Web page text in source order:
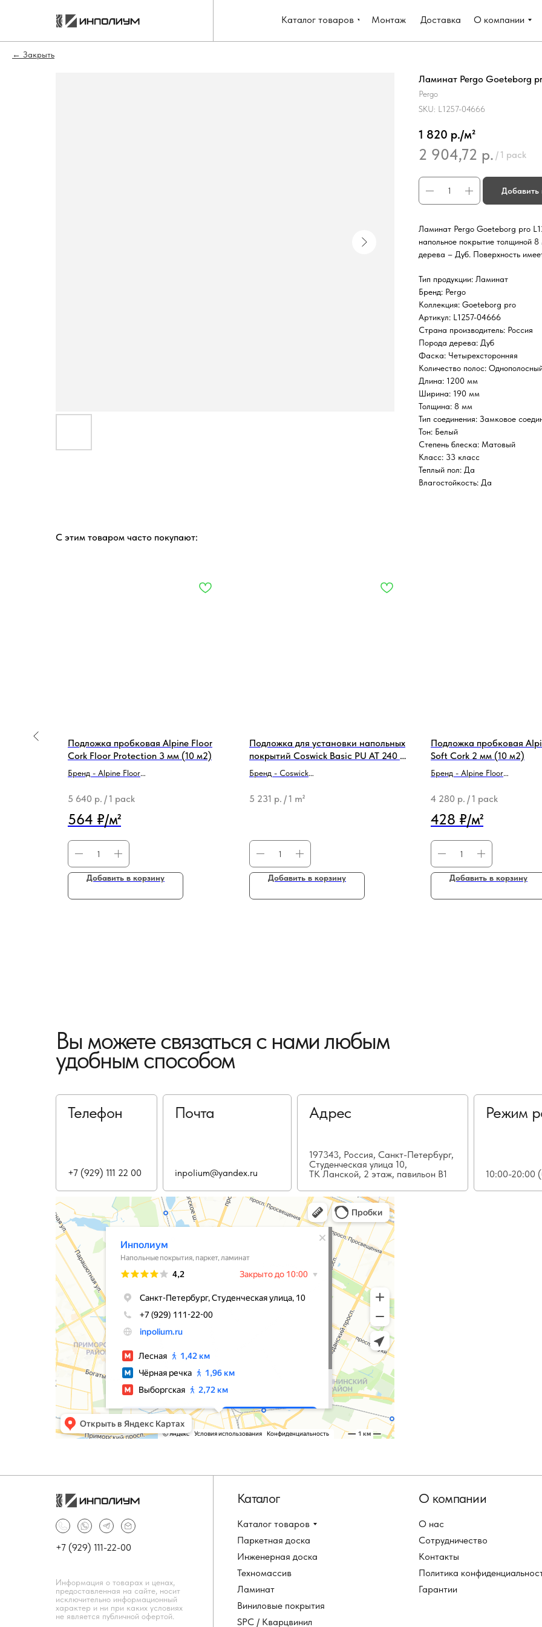
Каталог товаров Монтаж Доставка О компании
Закрыть
Ламинат Pergo Goeteborg
Pergo
SKU: L1257-04666
1 820 р./м²
2 904,72 р. / 1 pack
Добавить
Ламинат Pergo Goeteborg pro
напольное покрытие толщиной
дерева – Дуб. Поверхность
Тип продукции: Ламинат
Бренд: Pergo
Коллекция: Goeteborg pro
Артикул: L1257-04666
Страна производитель: Россия
Порода дерева: Дуб
Фаска: Четырехсторонняя
Количество полос:
Длина: 1200 мм
Ширина: 190 мм
Толщина: 8 мм
Тип соединения: Замковое
Тон: Белый
Степень блеска: Матовый
Класс: 33 класс
Теплый пол: Да
Влагостойкость: Да
С этим товаром часто покупают:
Подложка пробковая Alpine Floor
Cork Floor Protection 3 мм (10 м2)
Бренд - Alpine Floor
5 640 р. /1 pack
564 ₽/м²
Добавить в корзину
Подложка для установки напольных
покрытий Coswick Basic PU AT 240 3
мм 4380-030000
Бренд - Coswick
5 231 р. /1 m²
Добавить в корзину
Подложка пробковая
Soft Cork 2 мм (10 м2)
Бренд - Alpine Floor
4 280 р. /1 pack
428 ₽/м²
Добавить в корзину
Вы можете связаться с нами любым
удобным способом
Телефон Почта Адрес
197343, Россия, Санкт-Петербург,
Студенческая улица 10,
ТК Ланской, 2 этаж, павильон В1
Режим
10:00-20:00
+7 (929) 111 22 00 inpolium@yandex.ru
Каталог товаров
Паркетная доска
Инженерная доска
Техномассив
+7 (929) 111-22-00
Информация о товарах и ценах,
предоставленная на сайте, носит
исключительно информационный
характер и ни при каких условиях
не является публичной офертой.
Каталог
Ламинат
Виниловые покрытия
SPC / Кварцвинил
О нас
Сотрудничество
Контакты
Политика
О компании
Гарантии